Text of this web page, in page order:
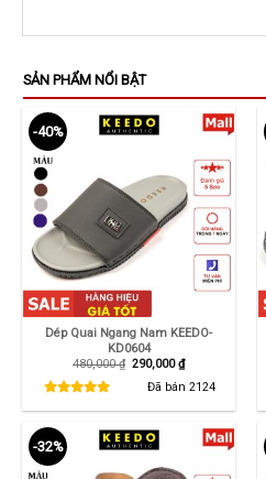
SẢN PHẨM NỔI BẬT
-40%
Dép Quai Ngang Nam KEEDO-
KD0604
480,000₫ Giá
290,000₫Giá
hiện
tại
Đã bán2124
-32%